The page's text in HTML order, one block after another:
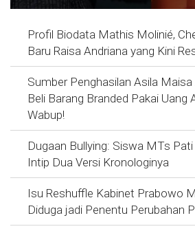
Profil Biodata Mathis Molinié,
Baru Raisa Andriana yang Kini
Sumber Penghasilan Asila
Beli Barang Branded Pakai Uang
Wabup!
Dugaan Bullying: Siswa MTs Pati
Intip Dua Versi Kronologinya
Isu Reshuffle Kabinet Prabowo
Diduga jadi Penentu Perubahan